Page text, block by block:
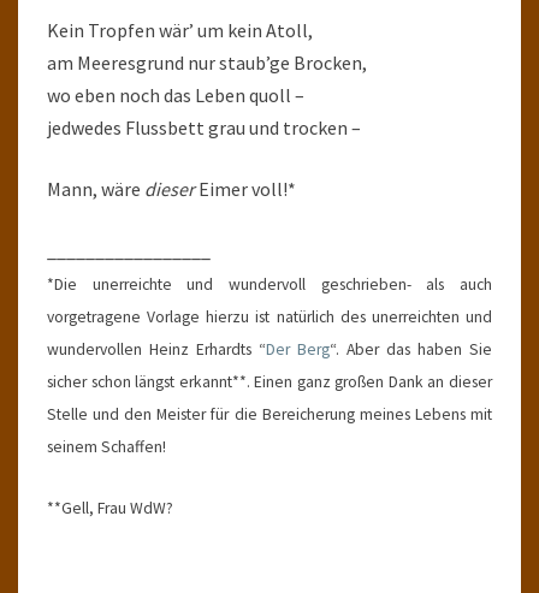
Kein Tropfen wär’ um kein Atoll,
am Meeresgrund nur staub’ge Brocken,
wo eben noch das Leben quoll –
jedwedes Flussbett grau und trocken –
Mann, wäre dieserEimer voll!*
*Die unerreichte und wundervoll geschrieben- als auch
vorgetragene Vorlage hierzu ist natürlich des unerreichten und
wundervollen Heinz Erhardts “Der Berg“. Aber das haben Sie
sicher schon längst erkannt**. Einen ganz großen Dank an dieser
Stelle und den Meister für die Bereicherung meines Lebens mit
seinem Schaffen!
**Gell, Frau WdW?